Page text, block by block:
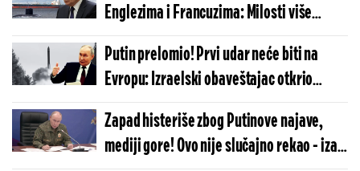
Englezima i Francuzima: Milosti više
nema, Moskva ide do samog kraja
Putin prelomio! Prvi udar neće biti na
Evropu: Izraelski obaveštajac otkrio
neočekivanu metu po kojoj će Rusija
raspaliti
Zapad histeriše zbog Putinove najave,
mediji gore! Ovo nije slučajno rekao - iza